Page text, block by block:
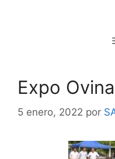
Expo
5 enero, 2022 por